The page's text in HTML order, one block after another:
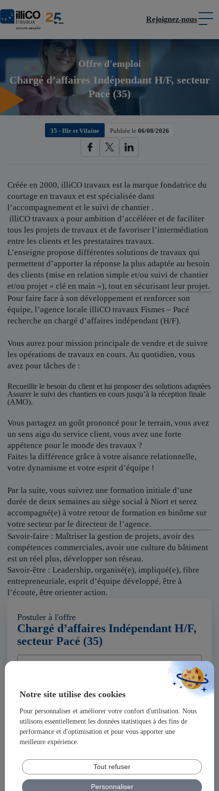
Panneau de gestion des cookies
Notre site utilise des cookies
Pour personnaliser et améliorer votre confort d'utilisation. Nous
utilisons essentiellement les données statistiques à des fins de
performance et d'optimisation et pour vous apporter une
meilleure expérience.
Tout refuser
Personnaliser
Rejoignez-nous
Offre d'emploi
Chargé d’affaires Indépendant H/F, secteur
Pacé (35)
35 - Ille et Vilaine Publiée le 06/08/2026
Créée en 2000, illiCO travaux est la marque fondatrice du
courtage en travaux et est spécialisée dans
l’accompagnement et le suivi de chantier .
illiCO travaux a pour ambition d’accélérer et de faciliter
tous les projets de travaux et de favoriser l’intermédiation
entre les clients et les prestataires travaux.
L’enseigne propose différentes solutions de travaux qui
permettent d’apporter la réponse la plus adaptée au besoin
des clients (mise en relation simple et/ou suivi de chantier
et/ou projet « clé en main »), tout en sécurisant leur projet.
Pour faire face à son développement et renforcer son
équipe, l’agence locale illiCO travaux Fismes – Pacé
recherche un chargé d’affaires indépendant (H/F).
Vous aurez pour mission principale de vendre et de suivre
les opérations de travaux en cours. Au quotidien, vous
avez pour tâches de :
Recueillir le besoin du client et lui proposer des solutions adaptées
Assurer le suivi des chantiers en cours jusqu’à la réception finale
(AMO).
Vous partagez un goût prononcé pour le terrain, vous avez
un sens aigu du service client, vous avez une forte
appétence pour le monde des travaux ?
Faites la différence grâce à votre aisance relationnelle,
votre dynamisme et votre esprit d’équipe !
Par la suite, vous suivrez une formation initiale d’une
durée de deux semaines au siège social à Niort et serez
accompagné(e) à votre retour de formation en binôme sur
votre secteur par le directeur de l’agence.
Savoir-faire : Maîtriser la gestion de projets, avoir des
compétences commerciales, avoir une culture du bâtiment
est un réel plus, développer son réseau.
Savoir-être : Leadership, organisé(e), impliqué(e), fibre
entrepreneuriale, esprit d’équipe développé, être à
l’écoute, être orienter action.
Postuler à l'offre
Chargé d’affaires Indépendant H/F,
secteur Pacé (35)
Prénom
Adresse